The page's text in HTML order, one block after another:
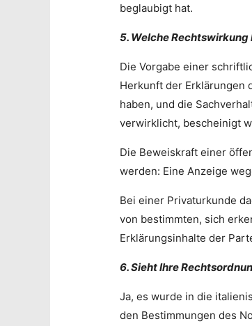
beglaubigt hat.
5. Welche
Die Vorgabe einer
Herkunft der Erklärungen
haben, und die
verwirklicht, bescheinigt
Die Beweiskraft einer
werden: Eine Anzeige
Bei einer Privaturkunde
von bestimmten, sich
Erklärungsinhalte der
6. Sieht Ihre
Ja, es wurde in die
den Bestimmungen des